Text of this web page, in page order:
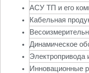
АСУ ТП и его
Кабельная
Динамическое
Электропривода
Инновационные